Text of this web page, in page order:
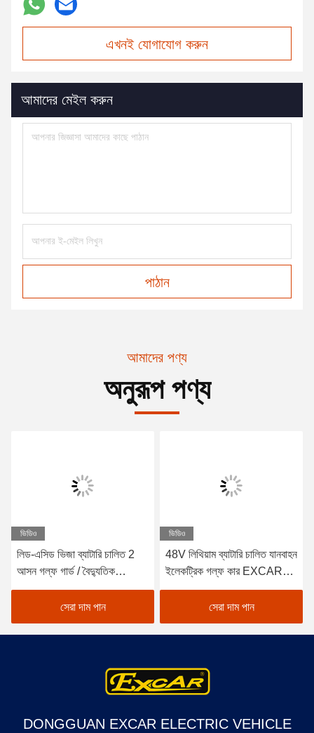
এখনই যোগাযোগ করুন
আমাদের মেইল করুন
পাঠান
আমাদের পণ্য
অনুরূপ পণ্য
ভিডিও
লিড-এসিড ভিজা ব্যাটারি চালিত 2
আসন গল্ফ গার্ড / বৈদ্যুতিক
Buggy গাড়ী গল্ফ
সেরা দাম পান
ভিডিও
48V লিথিয়াম ব্যাটারি চালিত যানবাহন
ইলেকট্রিক গল্ফ কার EXCAR
A1S6+2 সাদা
সেরা দাম পান
DONGGUAN EXCAR ELECTRIC VEHICLE